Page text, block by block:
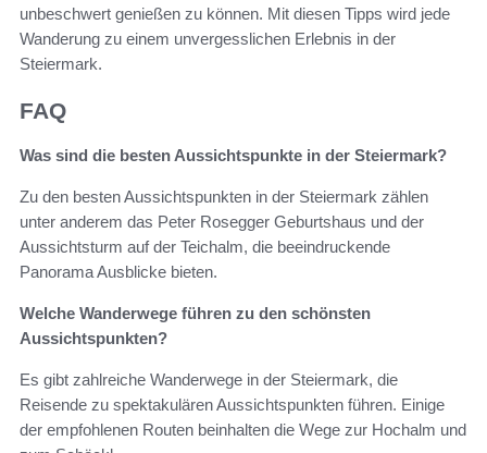
unbeschwert genießen zu können. Mit diesen Tipps wird jede
Wanderung zu einem unvergesslichen Erlebnis in der
Steiermark.
FAQ
Was sind die besten Aussichtspunkte in der Steiermark?
Zu den besten Aussichtspunkten in der Steiermark zählen
unter anderem das Peter Rosegger Geburtshaus und der
Aussichtsturm auf der Teichalm, die beeindruckende
Panorama Ausblicke bieten.
Welche Wanderwege führen zu den schönsten
Aussichtspunkten?
Es gibt zahlreiche Wanderwege in der Steiermark, die
Reisende zu spektakulären Aussichtspunkten führen. Einige
der empfohlenen Routen beinhalten die Wege zur Hochalm und